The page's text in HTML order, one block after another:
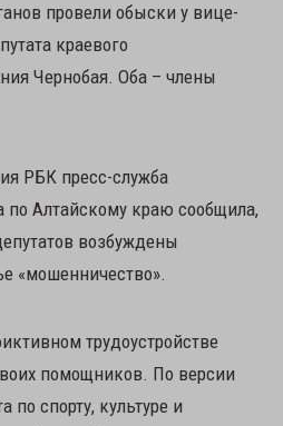
провели обыски у вице-
краевого
Чернобая. Оба – члены
РБК пресс-служба
по Алтайскому краю сообщила,
возбуждены
«мошенничество».
трудоустройстве
помощников. По версии
по спорту, культуре и